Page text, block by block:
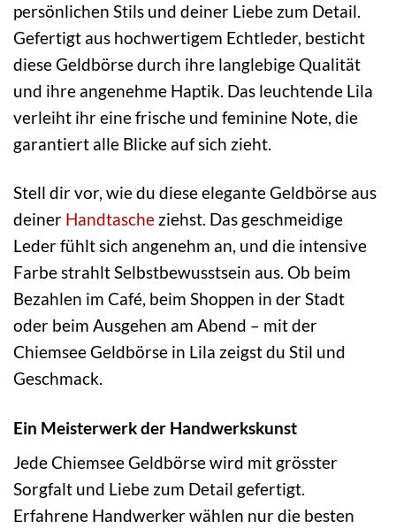
persönlichen Stils und deiner Liebe zum Detail.
Gefertigt aus hochwertigem Echtleder, besticht
diese Geldbörse durch ihre langlebige Qualität
und ihre angenehme Haptik. Das leuchtende Lila
verleiht ihr eine frische und feminine Note, die
garantiert alle Blicke auf sich zieht.
Stell dir vor, wie du diese elegante Geldbörse aus
deiner Handtasche ziehst. Das geschmeidige
Leder fühlt sich angenehm an, und die intensive
Farbe strahlt Selbstbewusstsein aus. Ob beim
Bezahlen im Café, beim Shoppen in der Stadt
oder beim Ausgehen am Abend – mit der
Chiemsee Geldbörse in Lila zeigst du Stil und
Geschmack.
Ein Meisterwerk der Handwerkskunst
Jede Chiemsee Geldbörse wird mit grösster
Sorgfalt und Liebe zum Detail gefertigt.
Erfahrene Handwerker wählen nur die besten